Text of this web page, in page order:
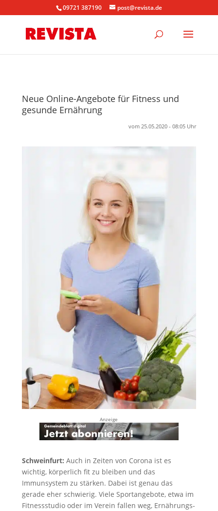
09721 387190 post@revista.de
Neue Online-Angebote für Fitness und
gesunde Ernährung
vom 25.05.2020 - 08:05 Uhr
Anzeige
Schweinfurt: Auch in Zeiten von Corona ist es
wichtig, körperlich fit zu bleiben und das
Immunsystem zu stärken. Dabei ist genau das
gerade eher schwierig. Viele Sportangebote, etwa im
Fitnessstudio oder im Verein fallen weg, Ernährungs-